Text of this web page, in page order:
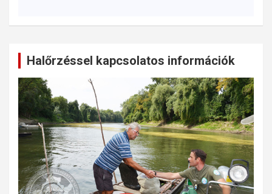
Halőrzéssel kapcsolatos információk